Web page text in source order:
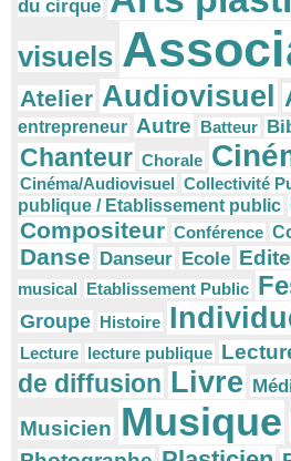
du cirque
visuels
Atelier Audiovisuel
entrepreneur Autre Batteur
Chanteur Chorale
Cinéma/Audiovisuel Collectivité
publique / Etablissement public
Compositeur Conférence
Danse Danseur Ecole
musical Etablissement Public
Groupe Histoire
Lecture lecture publique
de diffusion Livre
Musicien Musique